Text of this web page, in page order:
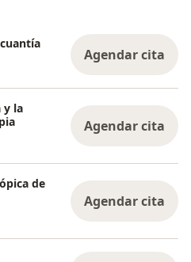
Agendar cita
y la
Agendar cita
de
Agendar cita